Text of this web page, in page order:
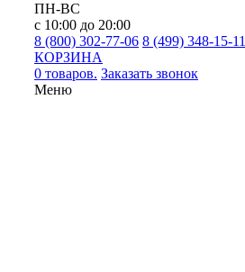
ПН-ВС
с 10:00 до 20:00
8 (800) 302-77-06 8 (499) 348-15-11
КОРЗИНА
0 товаров. Заказать звонок
Меню